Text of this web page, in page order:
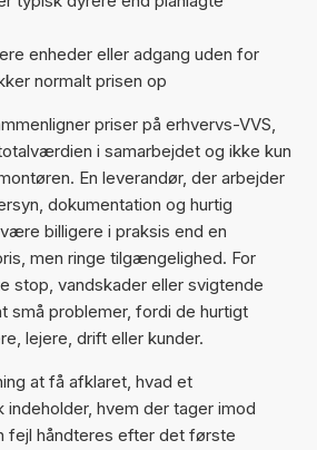
enheder eller adgang uden for
normalt prisen op
priser på erhvervs-VVS,
i samarbejdet og ikke kun
En leverandør, der arbejder
dokumentation og hurtig
billigere i praksis end en
men ringe tilgængelighed. For
stop, vandskader eller svigtende
problemer, fordi de hurtigt
lejere, drift eller kunder.
at få afklaret, hvad et
hvem der tager imod
fejl håndteres efter det første